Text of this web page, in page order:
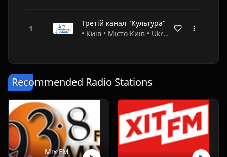
Третій канал "Культура"
• Київ • Місто Київ • Ukraine
Recommended Radio Stations
Mix FM